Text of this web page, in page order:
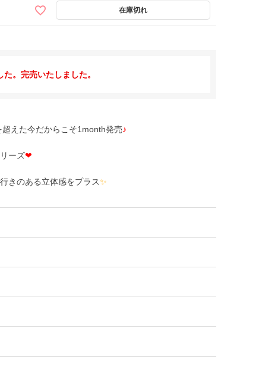
。完売いたしました。
えた今だからこそ1month発売♪
ーズ❤
きのある立体感をプラス✨